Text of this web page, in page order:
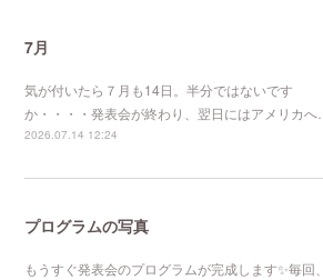
7月
気が付いたら７月も14日。半分ではないです
か・・・・発表会が終わり、翌日にはアメリカへ…
2026.07.14 12:24
プログラムの写真
もうすぐ発表会のプログラムが完成します✨毎回、